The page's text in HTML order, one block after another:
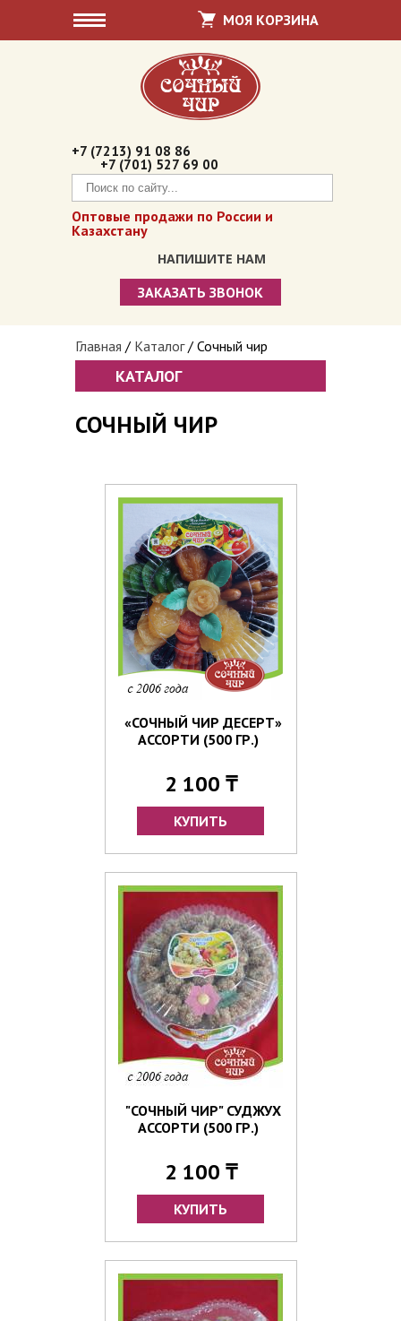
+7 (7213) 91 08 86
+7 (701) 527 69 00
Оптовые продажи по России и
Казахстану
НАПИШИТЕ НАМ
ЗАКАЗАТЬ ЗВОНОК
МОЯ КОРЗИНА
Вы здесь
Главная / Каталог / Сочный чир
КАТАЛОГ
Сочный чир
Суджух / Чуч-хела
СОЧНЫЙ ЧИР
«СОЧНЫЙ ЧИР ДЕСЕРТ»
АССОРТИ (500 ГР.)
2 100 ₸
"СОЧНЫЙ ЧИР" СУДЖУХ
АССОРТИ (500 ГР.)
2 100 ₸